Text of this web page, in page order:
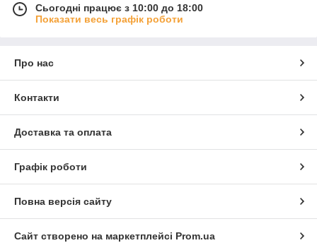
Сьогодні працює з 10:00 до 18:00
Показати весь графік роботи
Про нас
Контакти
Доставка та оплата
Графік роботи
Повна версія сайту
Сайт створено на маркетплейсі Prom.ua